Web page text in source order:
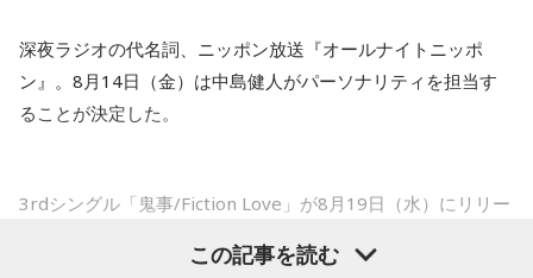
いうのは本当にいいことなのかなと思います」
※インタビュアー：文化放送・斉藤一美アナウンサー
――以前から痛みはあったのでしょうか？
山田「痛みがない範囲でできていたのですが、痛みの場所が
動いてしまって、数ミリでも痛みの場所が動くだけで痛みが
変わってくるので」
――実戦復帰まで4ヶ月という診断のもと、ファームで最初に
深夜ラジオの代名詞、ニッポン放送『オールナイトニッポ
ン』。8月14日（金）は中島健人がパーソナリティを担当す
ることが決定した。
3rdシングル「鬼事/Fiction Love」が8月19日（水）にリリー
ティを初めて担当する。番組では、新曲「鬼事/Fiction
この記事を読む